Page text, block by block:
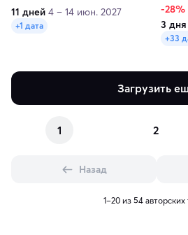
11 дней 4 – 14 июн. 2027
+1 дата
-28%
3 дня
+33
Загрузить
1 2
Назад
1–20 из 54 авторских